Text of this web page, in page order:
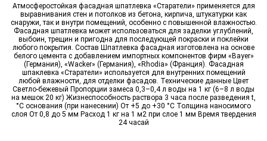
Атмосферостойкая фасадная шпатлевка «Старатели» применяется для
выравнивания стен и потолков из бетона, кирпича, штукатурки как
снаружи, так и внутри помещений, особенно с повышенной влажностью.
Фасадная шпатлевка может использоваться для заделки углублений,
выбоин, трещин и пригодна для последующей покраски и поклейки
любого покрытия. Состав Шпатлевка фасадная изготовлена на основе
белого цемента с добавлением импортных компонентов фирм «Bayer»
(Германия), «Wacker» (Германия), «Rhodia» (Франция). Фасадная
шпаклевка «Старатели» используется для внутренних помещений
любой влажности, для отделки фасадов. Технические данные Цвет
Светло-бежевый Пропорции замеса 0,3–0,4 л воды на 1 кг (6–8 л воды
на мешок 20 кг) Жизнеспособность раствора 3 часа после разведения t,
°С основания (при нанесении) От +5 до +30 °С Толщина наносимого
слоя От 0,8 до 5 мм Расход 1 кг на 1 м2 при слое 1 мм Время твердения
24 часай